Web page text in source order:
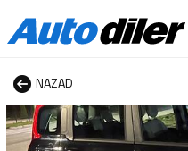
NAZAD